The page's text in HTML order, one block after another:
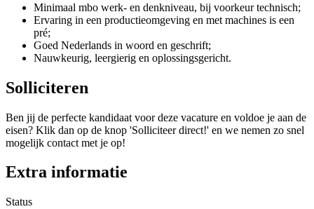
Minimaal mbo werk- en denkniveau, bij voorkeur technisch;
Ervaring in een productieomgeving en met machines is een
pré;
Goed Nederlands in woord en geschrift;
Nauwkeurig, leergierig en oplossingsgericht.
Solliciteren
Ben jij de perfecte kandidaat voor deze vacature en voldoe je aan de
eisen? Klik dan op de knop 'Solliciteer direct!' en we nemen zo snel
mogelijk contact met je op!
Extra informatie
Status